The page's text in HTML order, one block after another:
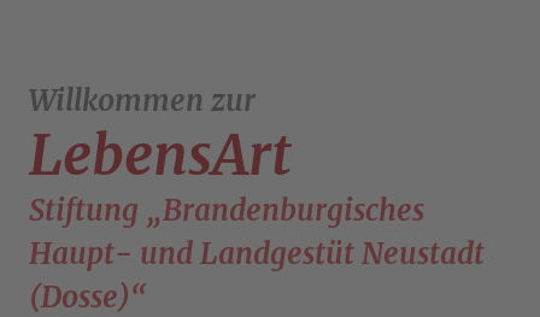
Willkommen zur
LebensArt
Stiftung „Brandenburgisches
Haupt- und Landgestüt Neustadt
(Dosse)“